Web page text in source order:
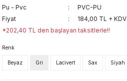
Pu - Pvc
PVC-PU
Fiyat
184,00 TL + KDV
*202,40 TL den başlayan taksitlerle!!
Renk
Beyaz Gri Lacivert Sax Siyah